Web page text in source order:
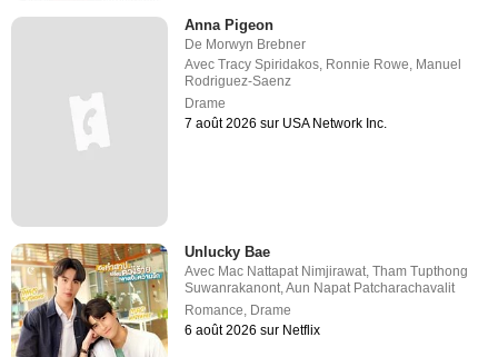
Anna Pigeon
De Morwyn Brebner
AvecTracy Spiridakos, Ronnie Rowe, Manuel
Rodriguez-Saenz
Drame
7 août 2026 sur USA Network Inc.
Unlucky Bae
Avec Mac Nattapat Nimjirawat ,Tham Tupthong
Suwanrakanont ,Aun Napat Patcharachavalit
Romance Drame
6 août 2026 sur Netflix